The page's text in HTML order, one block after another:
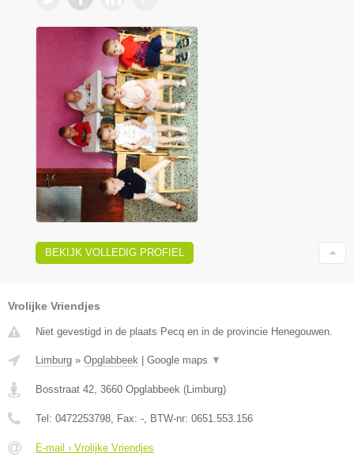
BEKIJK VOLLEDIG PROFIEL
Vrolijke Vriendjes
Niet gevestigd in de plaats Pecq en in de provincie Henegouwen.
Limburg » Opglabbeek Google maps ▼
Bosstraat 42, 3660 Opglabbeek (Limburg)
Tel: 0472253798, Fax: -, BTW-nr: 0651.553.156
E-mail › Vrolijke Vriendjes